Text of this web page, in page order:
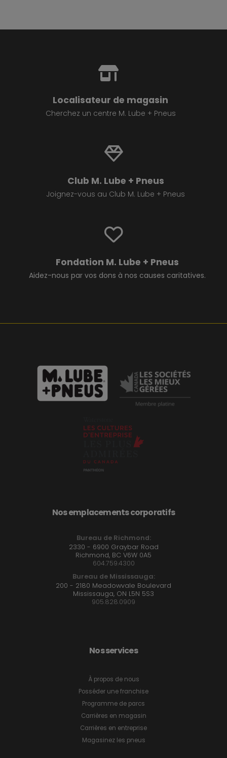
Localisateur de magasin
Cherchez un centre M. Lube + Pneus
Club M. Lube + Pneus
Joignez-vous au Club M. Lube + Pneus
Fondation M. Lube + Pneus
Aidez-nous par vos dons à nos causes caritatives.
Nos emplacements corporatifs
Bureau de Richmond:
2330 - 6900 Graybar Road
Richmond, BC V6W 0A5
604.759.4300
Bureau de Mississauga:
200 - 2180 Meadowvale Boulevard
Mississauga, ON L5N 5S3
905.828.0909
Nos services
À propos de nous
Posséder une franchise
Programme de parcs
Carrières en magasin
Carrières en entreprise
Magasinez les pneus